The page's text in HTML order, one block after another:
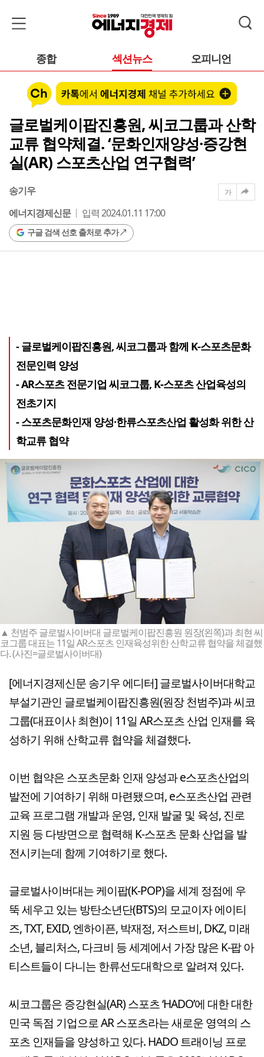
종합 섹션뉴스 오피니언
글로벌케이팝진흥원, 씨코그룹과 산학
교류 협약체결. ‘문화인재양성·증강현
실(AR) 스포츠산업 연구협력’
송기우
에너지경제신문
입력 2024.01.11 17:00
구글 검색 선호 출처로 추가
가
- 글로벌케이팝진흥원, 씨코그룹과 함께 K-스포츠문화
전문인력 양성
- AR스포츠 전문기업 씨코그룹, K-스포츠 산업육성의
전초기지
- 스포츠문화인재 양성·한류스포츠산업 활성화 위한 산
학교류 협약
▲ 천범주 글로벌사이버대 글로벌케이팝진흥원 원장(왼쪽)과 최현 씨
코그룹 대표는 11일 AR스포츠 인재육성위한 산학교류 협약을 체결했
다. (사진=글로벌사이버대)
[에너지경제신문 송기우 에디터] 글로벌사이버대학교
부설기관인 글로벌케이팝진흥원(원장 천범주)과 씨코
그룹(대표이사 최현)이 11일 AR스포츠 산업 인재를 육
성하기 위해 산학교류 협약을 체결했다.
이번 협약은 스포츠문화 인재 양성과 e스포츠산업의
발전에 기여하기 위해 마련됐으며, e스포츠산업 관련
교육 프로그램 개발과 운영, 인재 발굴 및 육성, 진로
지원 등 다방면으로 협력해 K-스포츠 문화 산업을 발
전시키는데 함께 기여하기로 했다.
글로벌사이버대는 케이팝(K-POP)을 세계 정점에 우
뚝 세우고 있는 방탄소년단(BTS)의 모교이자 에이티
즈, TXT, EXID, 엔하이픈, 박재정, 저스트비, DKZ, 미래
소년, 블리처스, 다크비 등 세계에서 가장 많은 K-팝 아
티스트들이 다니는 한류선도대학으로 알려져 있다.
씨코그룹은 증강현실(AR) 스포츠 ‘HADO’에 대한 대한
민국 독점 기업으로 AR 스포츠라는 새로운 영역의 스
포츠 인재들을 양성하고 있다. HADO 트래이닝 프로